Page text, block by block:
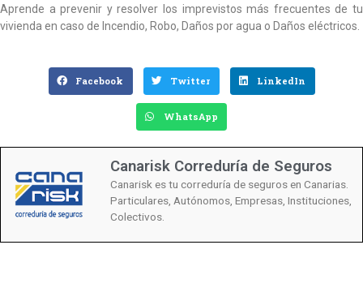
Aprende a prevenir y resolver los imprevistos más frecuentes de tu
vivienda en caso de Incendio, Robo, Daños por agua o Daños eléctricos.
Facebook Twitter LinkedIn
WhatsApp
Canarisk Correduría de Seguros
Canarisk es tu correduría de seguros en Canarias.
Particulares, Autónomos, Empresas, Instituciones,
Colectivos.